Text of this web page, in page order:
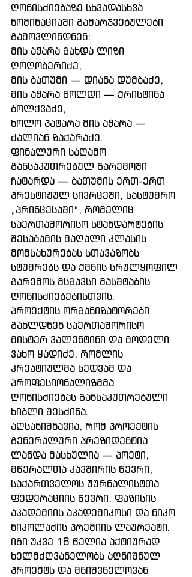
ღონისძიებაზე სხვადასხვა
ნომინაციაში გამარჯვებულები
გამოვლინდნენ:
მის აჭარა გახდა ლიზი
ღოღობერიძე,
მის ბათუმი — დიანა დუმბაძე,
მის აჭარა გოლდი — ქრისტინა
ბოლქვაძე,
ხოლო პატარა მის აჭარა —
ძალიან ზაქარაძე.
ფინალური საღამო
განსაკუთრებულ გარემოში
ჩატარდა — ბათუმის ერთ-ერთ
პრესტიჟულ სივრცეში, სასტუმრო
„პრინცესაში“, რომელიც
საერთაშორისო სტანდარტების
შესაბამის მაღალი კლასის
მომსახურებას სთავაზობს
სტუმრებს და ქმნის სრულყოფილ
გარემოს მსგავსი მასშტაბის
ღონისძიებებისთვის.
პროექტის ორგანიზატორები
გახლდნენ საერთაშორისო
მისტერ ვალენტინი და მოდელი
ვახო ყადიძე, რომლის
კრეატიულმა ხედვამ და
პროფესიონალიზმმა
ღონისძიებას განსაკუთრებული
ხიბლი შესძინა.
აღსანიშნავია, რომ პროექტის
გენერალური პრეზიდენტია
ლანდა მასხულია — პოეტი,
მწერალთა კავშირის წევრი,
საქართველოს ჟურნალისტთა
ფედერაციის წევრი, ფაზისის
აკადემიის აკადემიკოსი და ნიკო
ნიკოლაძის პრემიის ლაურეატი.
იგი უკვე 16 წელია აქტიურად
ხელმძღვანელობს აღნიშნულ
პროექტს და მნიშვნელოვან